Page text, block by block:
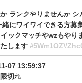
ランクやりませんか シ
緒にワイワイできる方募
イックマッチやwzもやり
します
07 13:59:37
切れ